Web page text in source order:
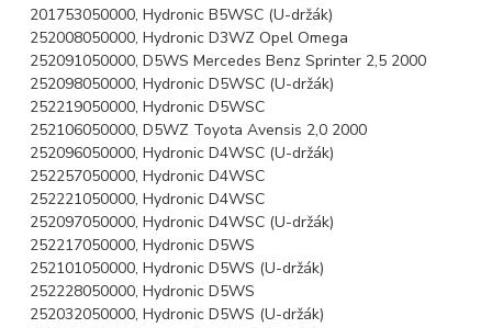
201753050000, Hydronic B5WSC (U-držák)
252008050000, Hydronic D3WZ Opel Omega
252091050000, D5WS Mercedes Benz Sprinter 2,5 2000
252098050000, Hydronic D5WSC (U-držák)
252219050000, Hydronic D5WSC
252106050000, D5WZ Toyota Avensis 2,0 2000
252096050000, Hydronic D4WSC (U-držák)
252257050000, Hydronic D4WSC
252221050000, Hydronic D4WSC
252097050000, Hydronic D4WSC (U-držák)
252217050000, Hydronic D5WS
252101050000, Hydronic D5WS (U-držák)
252228050000, Hydronic D5WS
252032050000, Hydronic D5WS (U-držák)